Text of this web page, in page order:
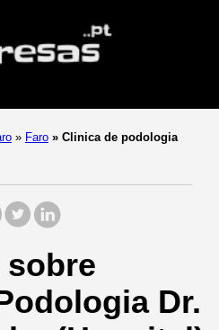
» Faro » Clinica de podologia
sobre
Dr.